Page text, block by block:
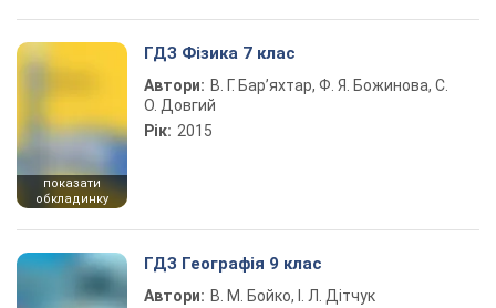
показати
обкладинку
ГДЗ Фізика 7 клас
Автори: В. Г. Бар’яхтар, Ф. Я. Божинова, С.
О. Довгий
Рік: 2015
ГДЗ Географія 9 клас
Автори: В. М. Бойко, І. Л. Дітчук